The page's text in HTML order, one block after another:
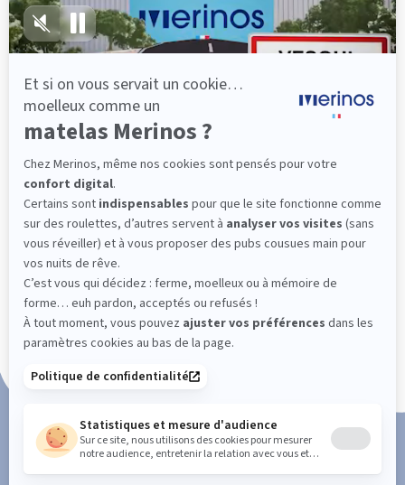
Découvrir
Fabrication Française
101 nuits d'essai*
Paiement en 3x ou 4x sans frais